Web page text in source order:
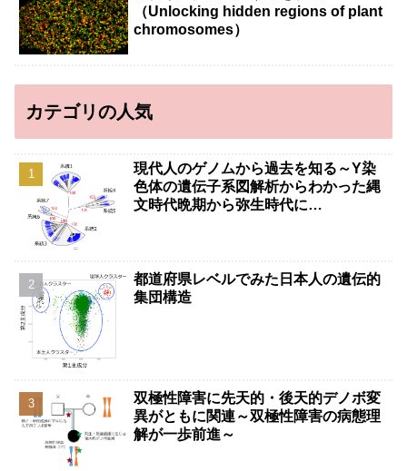
（Unlocking hidden regions of plant
chromosomes）
カテゴリの人気
現代人のゲノムから過去を知る～Y染
色体の遺伝子系図解析からわかった縄
文時代晩期から弥生時代に…
都道府県レベルでみた日本人の遺伝的
集団構造
双極性障害に先天的・後天的デノボ変
異がともに関連～双極性障害の病態理
解が一歩前進～